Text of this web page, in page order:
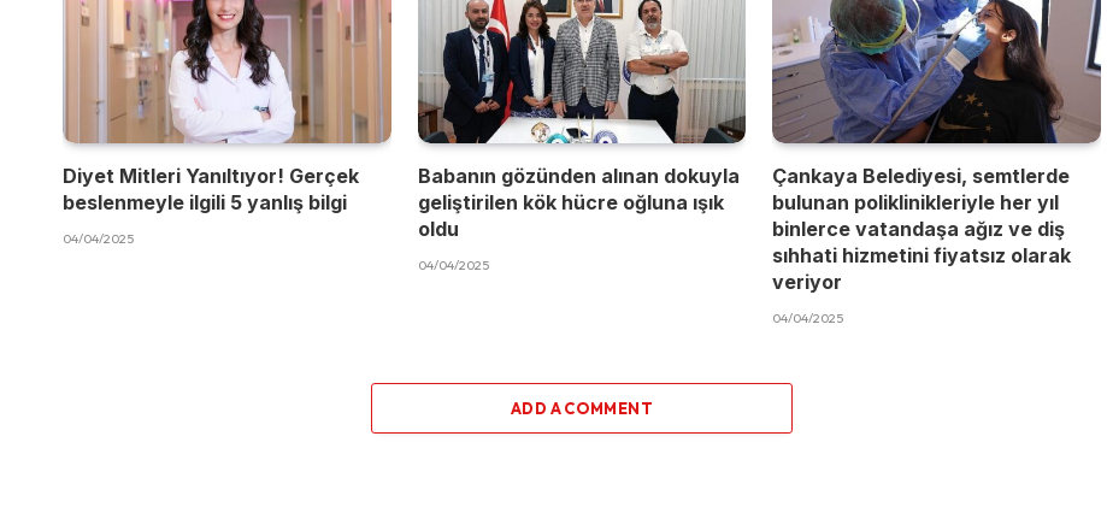
Diyet Mitleri Yanıltıyor! Gerçek
beslenmeyle ilgili 5 yanlış bilgi
04/04/2025
Babanın gözünden alınan dokuyla
geliştirilen kök hücre oğluna ışık
oldu
04/04/2025
Çankaya Belediyesi, semtlerde
bulunan poliklinikleriyle her yıl
binlerce vatandaşa ağız ve diş
sıhhati hizmetini fiyatsız olarak
veriyor
04/04/2025
ADD A COMMENT